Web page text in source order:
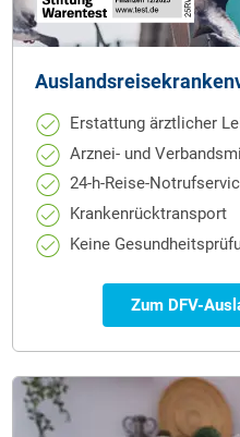
Erstattung ärztlicher
Arznei- und
24-h-Reise-
Krankenrücktransport
Keine
Zum DFV-